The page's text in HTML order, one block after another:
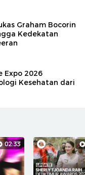
Graham Bocorin
Kedekatan
Expo 2026
Kesehatan dari
02:33